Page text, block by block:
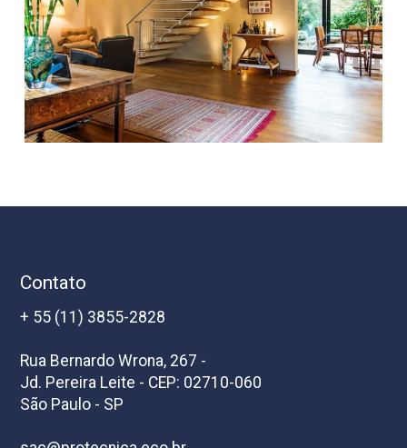
Contato
+ 55 (11) 3855-2828
Rua Bernardo Wrona, 267 -
Jd. Pereira Leite - CEP: 02710-060
São Paulo - SP